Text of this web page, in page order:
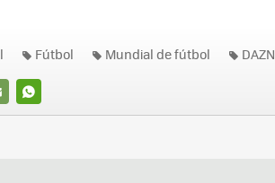
WHATSAPP
Fútbol Mundial de fútbol DAZN